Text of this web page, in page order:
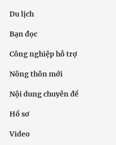
Du lịch
Bạn đọc
Công nghiệp hỗ trợ
Nông thôn mới
Nội dung chuyên đề
Hồ sơ
Video